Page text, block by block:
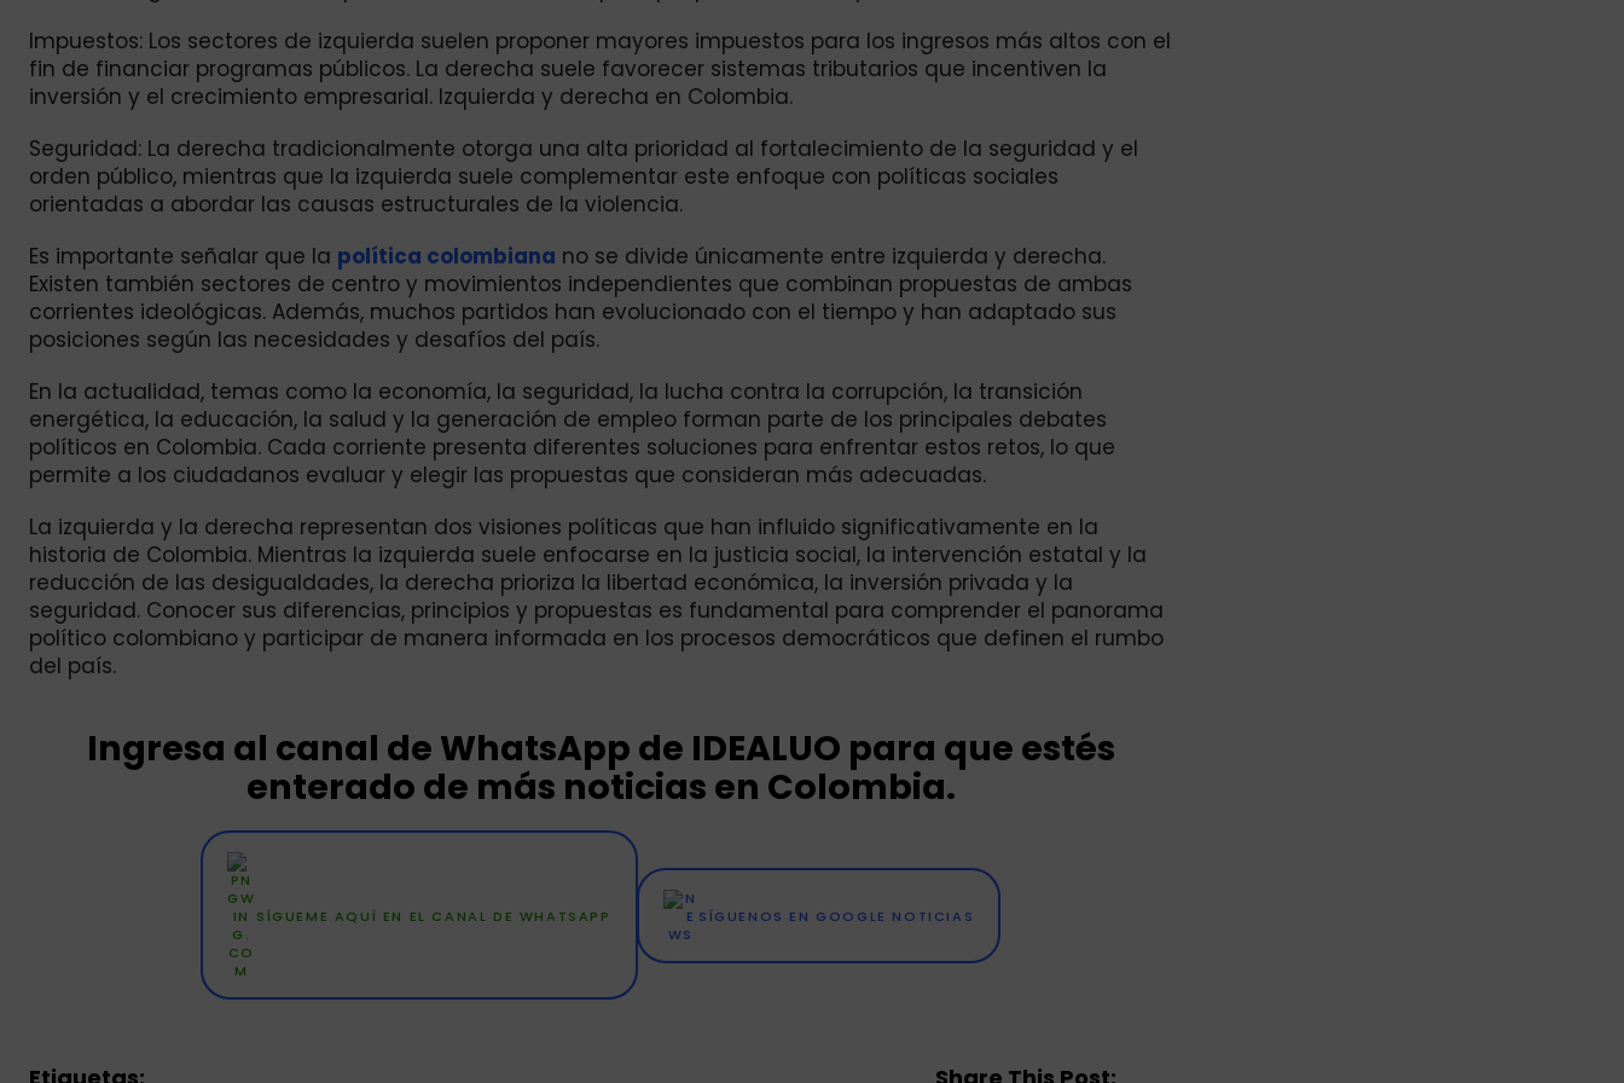
Impuestos: Los sectores de izquierda suelen proponer mayores impuestos para los ingresos más altos con el
fin de financiar programas públicos. La derecha suele favorecer sistemas tributarios que incentiven la
inversión y el crecimiento empresarial. Izquierda y derecha en Colombia.
Seguridad: La derecha tradicionalmente otorga una alta prioridad al fortalecimiento de la seguridad y el
orden público, mientras que la izquierda suele complementar este enfoque con políticas sociales
orientadas a abordar las causas estructurales de la violencia.
Es importante señalar que la política colombiana no se divide únicamente entre izquierda y derecha.
Existen también sectores de centro y movimientos independientes que combinan propuestas de ambas
corrientes ideológicas. Además, muchos partidos han evolucionado con el tiempo y han adaptado sus
posiciones según las necesidades y desafíos del país.
En la actualidad, temas como la economía, la seguridad, la lucha contra la corrupción, la transición
energética, la educación, la salud y la generación de empleo forman parte de los principales debates
políticos en Colombia. Cada corriente presenta diferentes soluciones para enfrentar estos retos, lo que
permite a los ciudadanos evaluar y elegir las propuestas que consideran más adecuadas.
La izquierda y la derecha representan dos visiones políticas que han influido significativamente en la
historia de Colombia. Mientras la izquierda suele enfocarse en la justicia social, la intervención estatal y la
reducción de las desigualdades, la derecha prioriza la libertad económica, la inversión privada y la
seguridad. Conocer sus diferencias, principios y propuestas es fundamental para comprender el panorama
político colombiano y participar de manera informada en los procesos democráticos que definen el rumbo
del país.
Ingresa al canal de WhatsApp de IDEALUO para que estés
enterado de más noticias en Colombia.
SÍGUEME AQUÍ EN EL CANAL DE WHATSAPP SÍGUENOS EN GOOGLE NOTICIAS